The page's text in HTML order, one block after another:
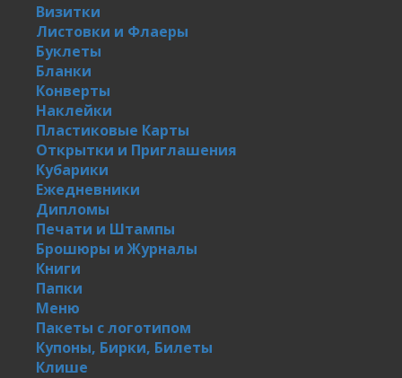
Визитки
Листовки и Флаеры
Буклеты
Бланки
Конверты
Наклейки
Пластиковые Карты
Открытки и Приглашения
Кубарики
Ежедневники
Дипломы
Печати и Штампы
Брошюры и Журналы
Книги
Папки
Меню
Пакеты с логотипом
Купоны, Бирки, Билеты
Клише